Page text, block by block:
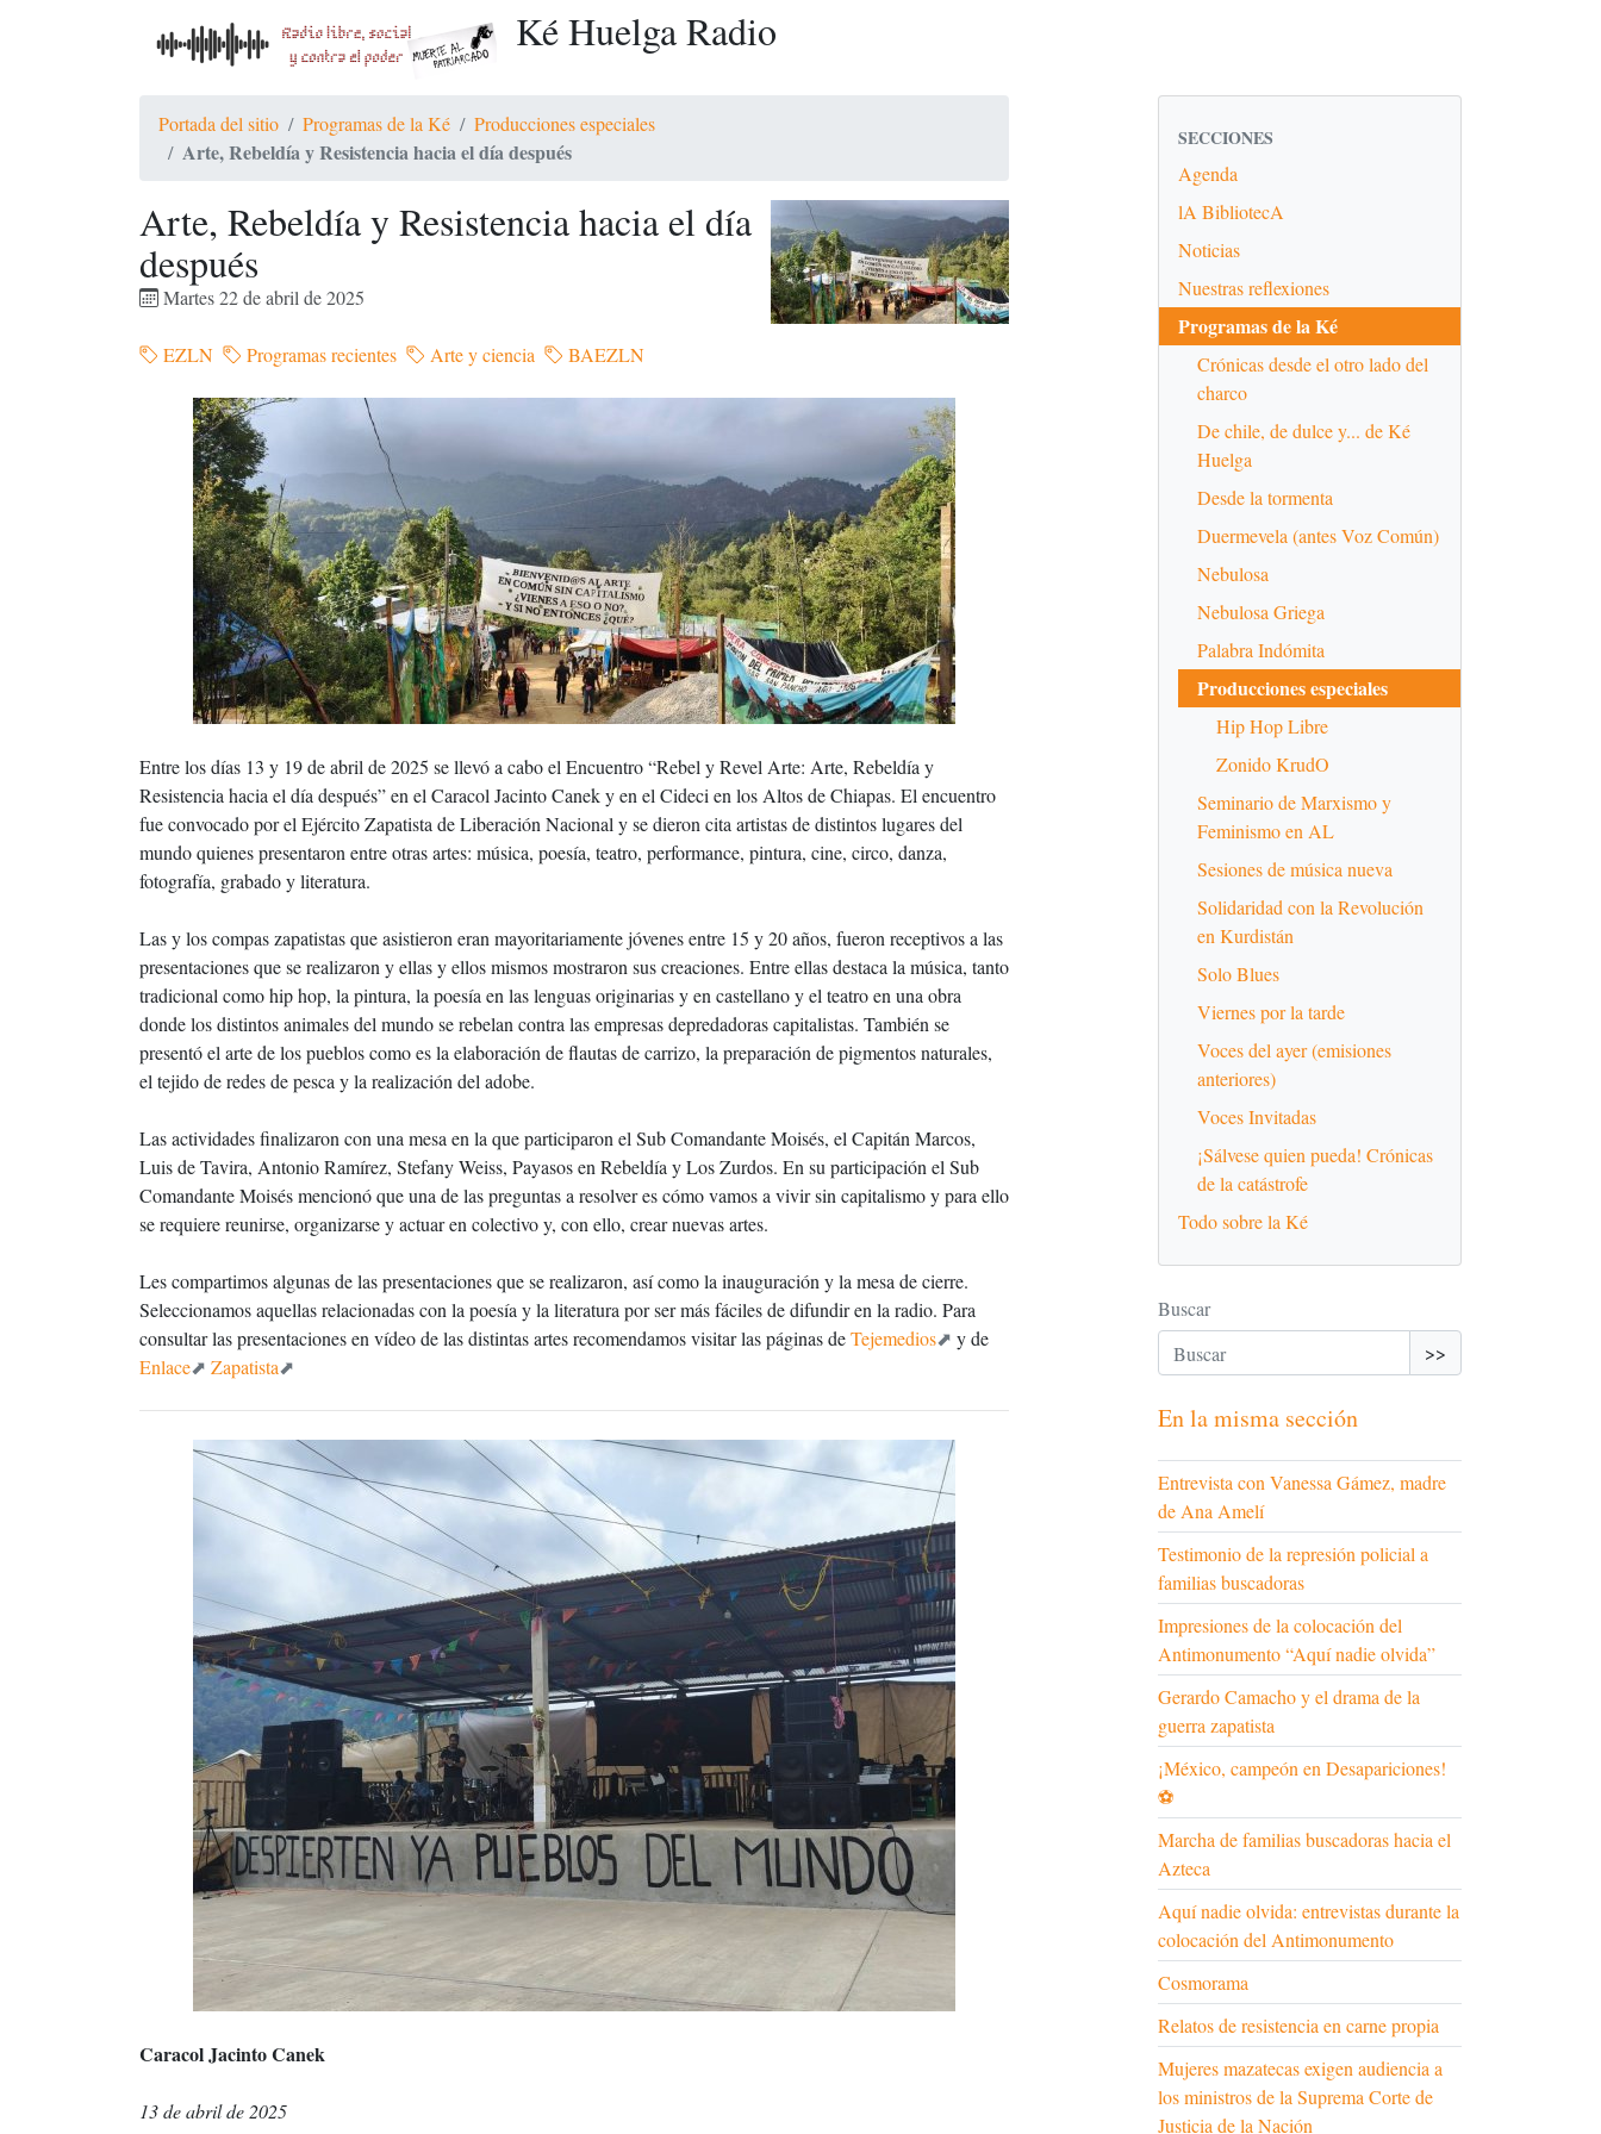
Ké Huelga Radio
Portada del sitio Programas de la Ké Producciones especiales
Arte, Rebeldía y Resistencia hacia el día después
Arte, Rebeldía y Resistencia hacia el día
después
Martes 22 de abril de 2025
EZLN Programas recientes Arte y ciencia BAEZLN
Entre los días 13 y 19 de abril de 2025 se llevó a cabo el Encuentro “Rebel y Revel Arte: Arte, Rebeldía y
Resistencia hacia el día después” en el Caracol Jacinto Canek y en el Cideci en los Altos de Chiapas. El encuentro
fue convocado por el Ejército Zapatista de Liberación Nacional y se dieron cita artistas de distintos lugares del
mundo quienes presentaron entre otras artes: música, poesía, teatro, performance, pintura, cine, circo, danza,
fotografía, grabado y literatura.
Las y los compas zapatistas que asistieron eran mayoritariamente jóvenes entre 15 y 20 años, fueron receptivos a las
presentaciones que se realizaron y ellas y ellos mismos mostraron sus creaciones. Entre ellas destaca la música, tanto
tradicional como hip hop, la pintura, la poesía en las lenguas originarias y en castellano y el teatro en una obra
donde los distintos animales del mundo se rebelan contra las empresas depredadoras capitalistas. También se
presentó el arte de los pueblos como es la elaboración de flautas de carrizo, la preparación de pigmentos naturales,
el tejido de redes de pesca y la realización del adobe.
Las actividades finalizaron con una mesa en la que participaron el Sub Comandante Moisés, el Capitán Marcos,
Luis de Tavira, Antonio Ramírez, Stefany Weiss, Payasos en Rebeldía y Los Zurdos. En su participación el Sub
Comandante Moisés mencionó que una de las preguntas a resolver es cómo vamos a vivir sin capitalismo y para ello
se requiere reunirse, organizarse y actuar en colectivo y, con ello, crear nuevas artes.
Les compartimos algunas de las presentaciones que se realizaron, así como la inauguración y la mesa de cierre.
Seleccionamos aquellas relacionadas con la poesía y la literatura por ser más fáciles de difundir en la radio. Para
consultar las presentaciones en vídeo de las distintas artes recomendamos visitar las páginas deTejemedios
y de
Enlace
Zapatista
Caracol Jacinto Canek
13 de abril de 2025
SECCIONES
Agenda
lA BibliotecA
Noticias
Nuestras reflexiones
Programas de la Ké
Crónicas desde el otro lado del
charco
De chile, de dulce y... de Ké
Huelga
Desde la tormenta
Duermevela (antes Voz Común)
Nebulosa
Nebulosa Griega
Palabra Indómita
Producciones especiales
Hip Hop Libre
Zonido KrudO
Seminario de Marxismo y
Feminismo en AL
Sesiones de música nueva
Solidaridad con la Revolución
en Kurdistán
Solo Blues
Viernes por la tarde
Voces del ayer (emisiones
anteriores)
Voces Invitadas
¡Sálvese quien pueda! Crónicas
de la catástrofe
Todo sobre la Ké
Buscar
>>
En la misma sección
Entrevista con Vanessa Gámez, madre
de Ana Amelí
Testimonio de la represión policial a
familias buscadoras
Impresiones de la colocación del
Antimonumento “Aquí nadie olvida”
Gerardo Camacho y el drama de la
guerra zapatista
¡México, campeón en Desapariciones!
⚽
Marcha de familias buscadoras hacia el
Azteca
Aquí nadie olvida: entrevistas durante la
colocación del Antimonumento
Cosmorama
Relatos de resistencia en carne propia
Mujeres mazatecas exigen audiencia a
los ministros de la Suprema Corte de
Justicia de la Nación